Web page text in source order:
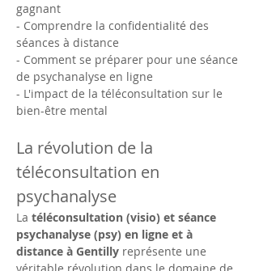
gagnant
- Comprendre la confidentialité des
séances à distance
- Comment se préparer pour une séance
de psychanalyse en ligne
- L'impact de la téléconsultation sur le
bien-être mental
La révolution de la
téléconsultation en
psychanalyse
La téléconsultation (visio) et séance
psychanalyse (psy) en ligne et à
distance à Gentilly représente une